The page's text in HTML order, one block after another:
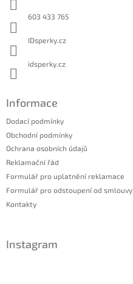
603 433 765
IDsperky.cz
idsperky.cz
Informace
Dodací podmínky
Obchodní podmínky
Ochrana osobních údajů
Reklamační řád
Formulář pro uplatnění reklamace
Formulář pro odstoupení od smlouvy
Kontakty
Instagram